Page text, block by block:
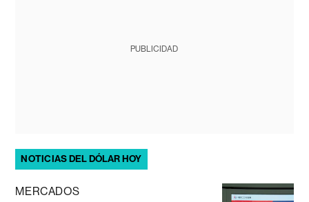
PUBLICIDAD
NOTICIAS DEL DÓLAR HOY
MERCADOS